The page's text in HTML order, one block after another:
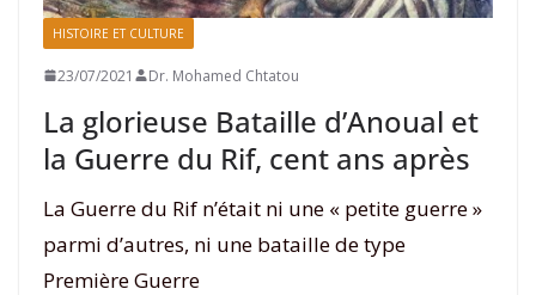
HISTOIRE ET CULTURE
23/07/2021 Dr. Mohamed Chtatou
La glorieuse Bataille d’Anoual et
la Guerre du Rif, cent ans après
La Guerre du Rif n’était ni une « petite guerre »
parmi d’autres, ni une bataille de type
Première Guerre